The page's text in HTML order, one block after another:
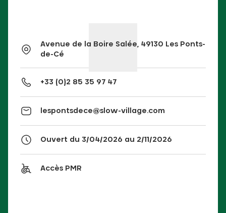
Avenue de la Boire Salée, 49130 Les Ponts-
de-Cé
+33 (0)2 85 35 97 47
lespontsdece@slow-village.com
Ouvert du 3/04/2026 au 2/11/2026
Accès PMR